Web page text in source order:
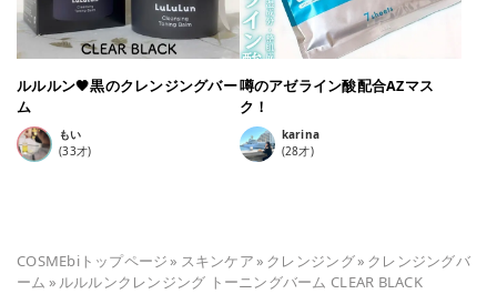
ルルルン🖤黒のクレンジングバー
ム
もい
(33才)
噂のアゼライン酸配合AZマス
ク！
karina
(28才)
COSMEbiトップページ» スキンケア» クレンジング» クレンジングバ
ーム » ルルルンクレンジング トーニングバーム CLEAR BLACK